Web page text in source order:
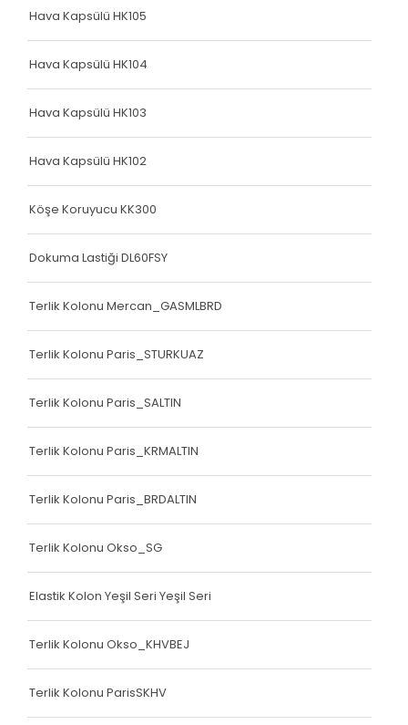
Hava Kapsülü HK105
Hava Kapsülü HK104
Hava Kapsülü HK103
Hava Kapsülü HK102
Köşe Koruyucu KK300
Dokuma Lastiği DL60FSY
Terlik Kolonu Mercan_GASMLBRD
Terlik Kolonu Paris_STURKUAZ
Terlik Kolonu Paris_SALTIN
Terlik Kolonu Paris_KRMALTIN
Terlik Kolonu Paris_BRDALTIN
Terlik Kolonu Okso_SG
Elastik Kolon Yeşil Seri Yeşil Seri
Terlik Kolonu Okso_KHVBEJ
Terlik Kolonu ParisSKHV